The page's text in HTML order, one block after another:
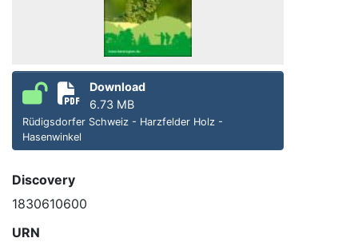
Download
6.73 MB
Rüdigsdorfer Schweiz - Harzfelder Holz -
Hasenwinkel
Discovery
1830610600
URN